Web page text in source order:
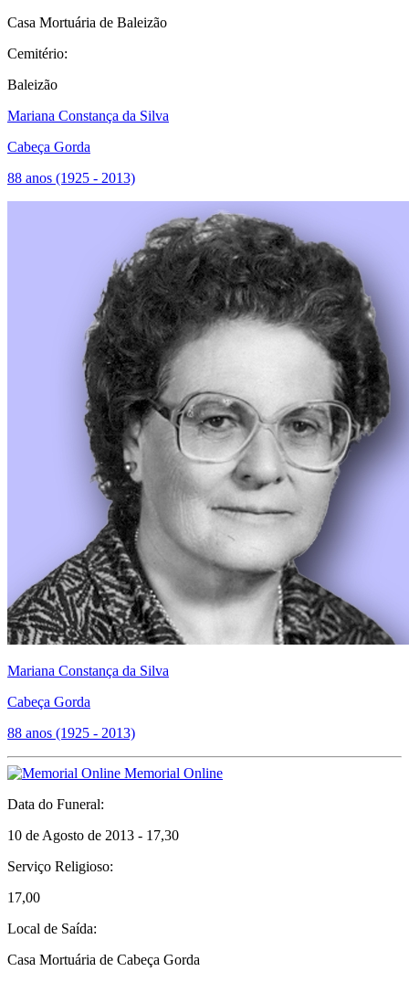
Casa Mortuária de Baleizão
Cemitério:
Baleizão
Mariana Constança da Silva
Cabeça Gorda
88 anos (1925 - 2013)
Mariana Constança da Silva
Cabeça Gorda
88 anos (1925 - 2013)
Memorial Online
Data do Funeral:
10 de Agosto de 2013 - 17,30
Serviço Religioso:
17,00
Local de Saída:
Casa Mortuária de Cabeça Gorda